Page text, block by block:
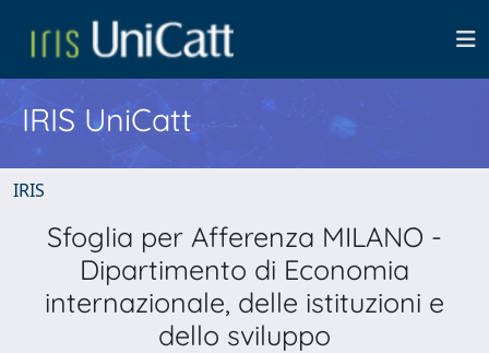
IRIS UniCatt
IRIS
Sfoglia per Afferenza MILANO -
Dipartimento di Economia
internazionale, delle istituzioni e
dello sviluppo